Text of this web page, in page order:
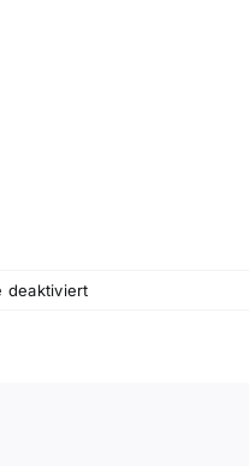
deaktiviertfür